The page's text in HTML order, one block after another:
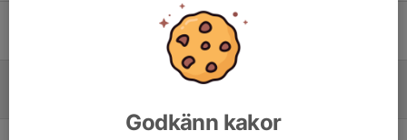
Schema semesterracet
0
Godkänn kakor